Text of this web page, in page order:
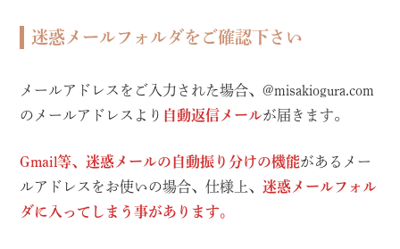
迷惑メールフォルダをご確認下さい
メールアドレスをご入力された場合、@misakiogura.com
のメールアドレスより 自動返信メールが届きます。
Gmail等、迷惑メールの自動振り分けの機能があるメー
ルアドレスをお使いの場合、仕様上、迷惑メールフォル
ダに入ってしまう事があります。